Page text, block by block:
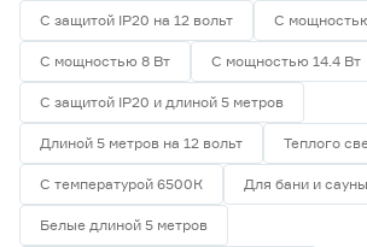
С защитой IP20 на 12 вольт С
С мощностью 8 Вт С мощностью 14.4 Вт
С защитой IP20 и длиной 5 метров
Длиной 5 метров на 12 вольт Теплого
С температурой 6500К Для бани и
Белые длиной 5 метров